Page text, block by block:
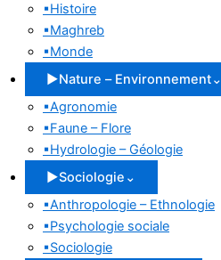
▪Histoire
▪Maghreb
▪Monde
▶Nature – Environnement⌄
▪Agronomie
▪Faune – Flore
▪Hydrologie – Géologie
▶Sociologie ⌄
▪Anthropologie – Ethnologie
▪Psychologie sociale
▪Sociologie